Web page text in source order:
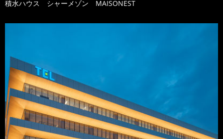
積水ハウス シャーメゾン MAISONEST